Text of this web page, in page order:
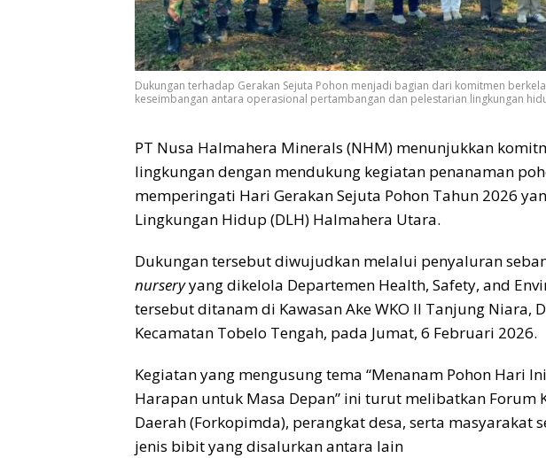
Dukungan terhadap Gerakan Sejuta Pohon menjadi bagian dari komitmen
keseimbangan antara operasional pertambangan dan pelestarian lingkungan
PT Nusa Halmahera Minerals (NHM) menunjukkan
lingkungan dengan mendukung kegiatan penanaman
memperingati Hari Gerakan Sejuta Pohon Tahun 2026
Lingkungan Hidup (DLH) Halmahera Utara.
Dukungan tersebut diwujudkan melalui penyaluran
nurseryyang dikelola Departemen Health, Safety, and
tersebut ditanam di Kawasan Ake WKO II Tanjung Niara,
Kecamatan Tobelo Tengah, pada Jumat, 6 Februari 2026.
Kegiatan yang mengusung tema “Menanam Pohon Hari
Harapan untuk Masa Depan” ini turut melibatkan Forum
Daerah (Forkopimda), perangkat desa, serta masyarakat
jenis bibit yang disalurkan antara lain